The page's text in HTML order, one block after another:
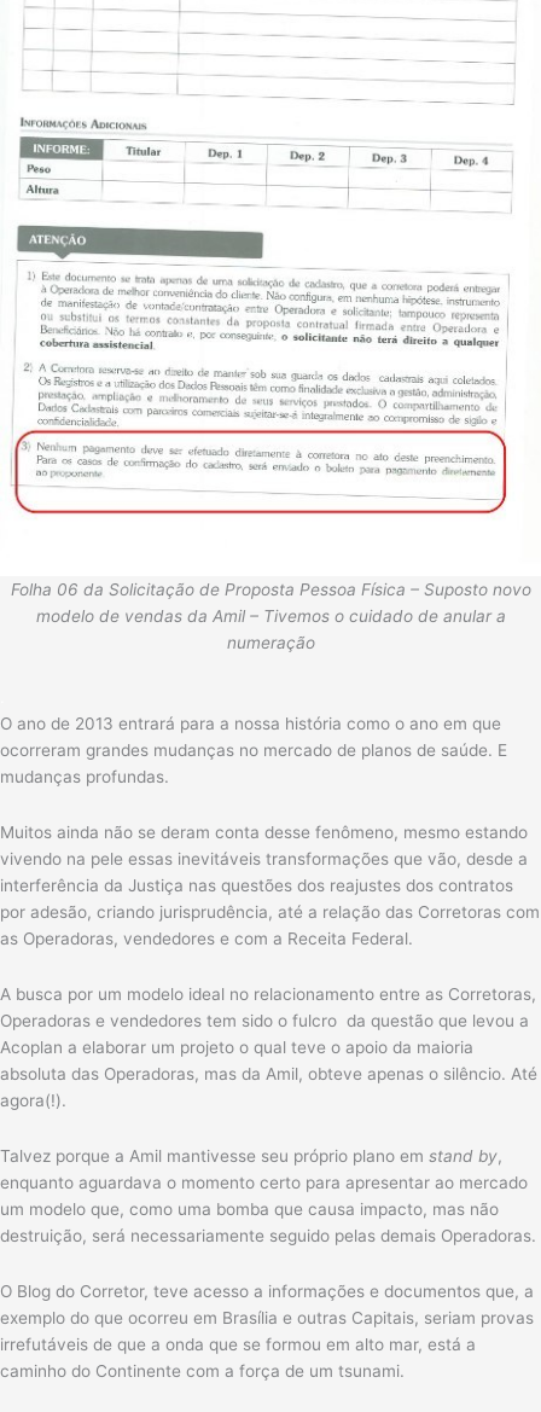
Folha 06 da Solicitação de Proposta Pessoa Física – Suposto novo
modelo de vendas da Amil – Tivemos o cuidado de anular a
numeração
O ano de 2013 entrará para a nossa história como o ano em que
ocorreram grandes mudanças no mercado de planos de saúde. E
mudanças profundas.
Muitos ainda não se deram conta desse fenômeno, mesmo estando
vivendo na pele essas inevitáveis transformações que vão, desde a
interferência da Justiça nas questões dos reajustes dos contratos
por adesão, criando jurisprudência, até a relação das Corretoras com
as Operadoras, vendedores e com a Receita Federal.
A busca por um modelo ideal no relacionamento entre as Corretoras,
Operadoras e vendedores tem sido o fulcro da questão que levou a
Acoplan a elaborar um projeto o qual teve o apoio da maioria
absoluta das Operadoras, mas da Amil, obteve apenas o silêncio. Até
agora(!).
Talvez porque a Amil mantivesse seu próprio plano em stand by,
enquanto aguardava o momento certo para apresentar ao mercado
um modelo que, como uma bomba que causa impacto, mas não
destruição, será necessariamente seguido pelas demais Operadoras.
O Blog do Corretor, teve acesso a informações e documentos que, a
exemplo do que ocorreu em Brasília e outras Capitais, seriam provas
irrefutáveis de que a onda que se formou em alto mar, está a
caminho do Continente com a força de um tsunami.